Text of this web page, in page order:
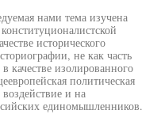
нами тема изучена
исторического
не как часть
качестве изолированного
политическая
и на
единомышленников.